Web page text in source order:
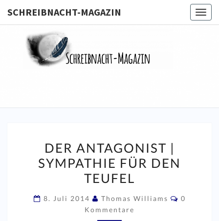
SCHREIBNACHT-MAGAZIN
ANTAGONIST
|
SYMPATHIE
DEN
DER ANTAGONIST |
SYMPATHIE FÜR DEN
TEUFEL
8. Juli 2014 Thomas Williams
0
Kommentare